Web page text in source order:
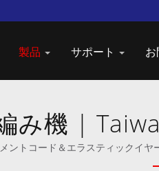
製品 サポート
み機 |
グプ
ントコード＆エラスティックイ